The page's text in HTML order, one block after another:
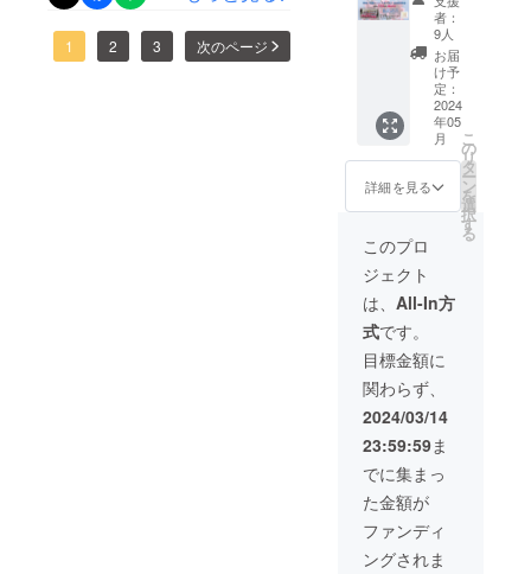
掲示させていただきまし
いです。応援してくださっ
たみなさまの心がメンバー
賞・グランプリ受賞と全国
大会への出場の報告とあわ
1 2 3 次のページ
に、
「R5年
度 定期
演奏
会」の
チケッ
ト大人2
名分
と、 ア
ンサン
ブルメ
ンバー
による
演奏動
画をご
覧いた
だける
限定
URLを
お届け
しま
す。 大
人2枚
2024年
3月20日
（水）
開催 開
場/午後
15時
半 開
者：
9人
お届
け予
定：
2024
年05
月
詳細を見る
こ
の
リ
タ
ー
ン
を
選
択
す
る
このプロ
ジェクト
は、 All-In方
式です。
目標金額に
関わらず、
2024/03/14
23:59:59ま
でに集まっ
た金額が
ファンディ
ングされま